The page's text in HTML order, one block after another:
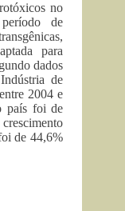
no
de
para
dados
de
2004 e
país foi de
de 44,6%